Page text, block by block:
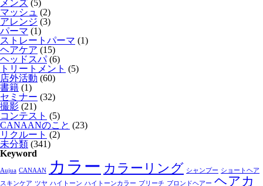
メンズ (5)
マッシュ (2)
アレンジ (3)
パーマ (1)
ストレートパーマ (1)
ヘアケア (15)
ヘッドスパ(6)
トリートメント (5)
店外活動 (60)
書籍 (1)
セミナー (32)
撮影 (21)
コンテスト (5)
CANAANのこと (23)
リクルート (2)
未分類 (341)
Keyword
Aujua CANAAN カラー カラーリング シャンプー ショートヘア
スキンケア ツヤ ハイトーン ハイトーンカラー ブリーチ ブロンドヘアー ヘアカ